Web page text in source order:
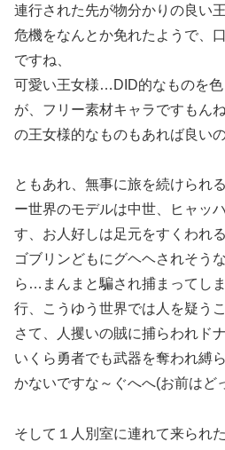
連行された先が物分かりの良い
危機をなんとか免れたようで、
ですね、
可愛い王女様…DID的なものを
が、フリー素材キャラですもん
の王女様的なものもあれば良い
ともあれ、無事に旅を続けられ
ー世界のモデルは中世、ヒャッ
す、お人好しは足元をすくわれる
ゴブリンどもにグヘヘされそう
ら…まんまと騙され捕まってし
行、こうゆう世界では人を疑う
さて、人攫いの賊に捕らわれド
いくら勇者でも武器を奪われ縛
かないですな～ぐへへ(お前はど
そして１人別室に連れて来られ